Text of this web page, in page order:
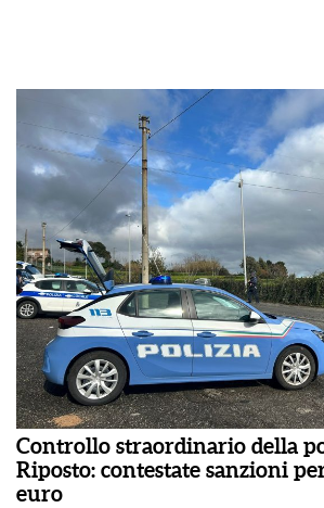
Controllo straordinario della
Riposto: contestate sanzioni
euro